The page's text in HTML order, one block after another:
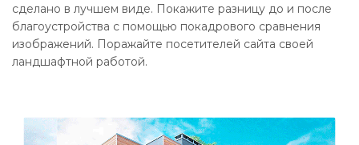
сделано в лучшем виде. Покажите разницу до и после
благоустройства с помощью покадрового сравнения
изображений. Поражайте посетителей сайта своей
ландшафтной работой.